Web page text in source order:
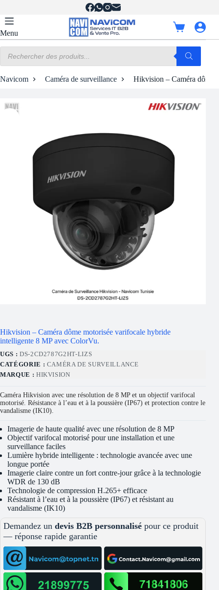
contenu
Menu
Panier
d’achat
produits
Navicom Caméra de surveillance Hikvision – Caméra dôme
Hikvision – Caméra dôme motorisée varifocale hybride
intelligente 8 MP avec ColorVu.
UGS : DS-2CD2787G2HT-LIZS
CATÉGORIE : CAMÉRA DE SURVEILLANCE
MARQUE : HIKVISION
Caméra Hikvision avec une résolution de 8 MP et un objectif varifocal
motorisé. Résistance à l’eau et à la poussière (IP67) et protection contre le
vandalisme (IK10).
Imagerie de haute qualité avec une résolution de 8 MP
Objectif varifocal motorisé pour une installation et une
surveillance faciles
Lumière hybride intelligente : technologie avancée avec une
longue portée
Imagerie claire contre un fort contre-jour grâce à la technologie
WDR de 130 dB
Technologie de compression H.265+ efficace
Résistant à l’eau et à la poussière (IP67) et résistant au
vandalisme (IK10)
Demandez un devis B2B personnalisé pour ce produit
— réponse rapide garantie